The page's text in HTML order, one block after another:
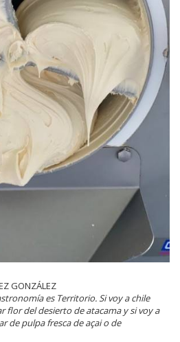
GONZÁLEZ
es Territorio. Si voy a chile
flor del desierto de atacama y si voy a
de pulpa fresca de açai o de